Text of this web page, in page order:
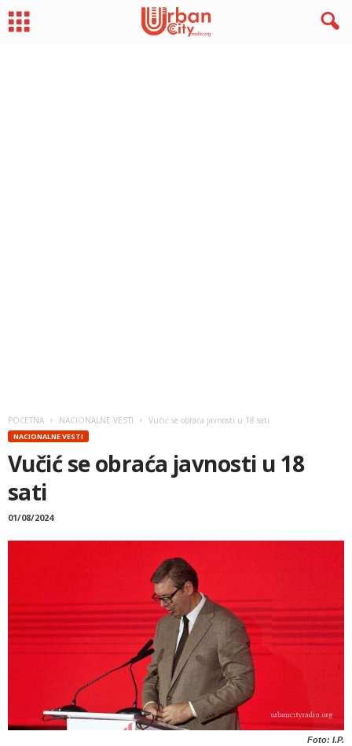
POČETNA NACIONALNE VESTI Vučić se obraća javnosti u 18 sati
NACIONALNE VESTI
Vučić se obraća javnosti u 18
sati
01/08/2024
Foto: I.P.